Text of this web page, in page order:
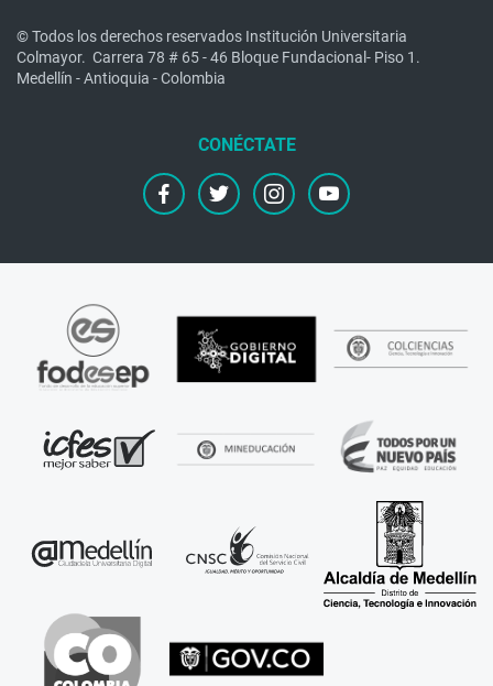
© Todos los derechos reservados Institución Universitaria
Colmayor. Carrera 78 # 65 - 46 Bloque Fundacional- Piso 1.
Medellín - Antioquia - Colombia
facebooktwitter instagramyoutube